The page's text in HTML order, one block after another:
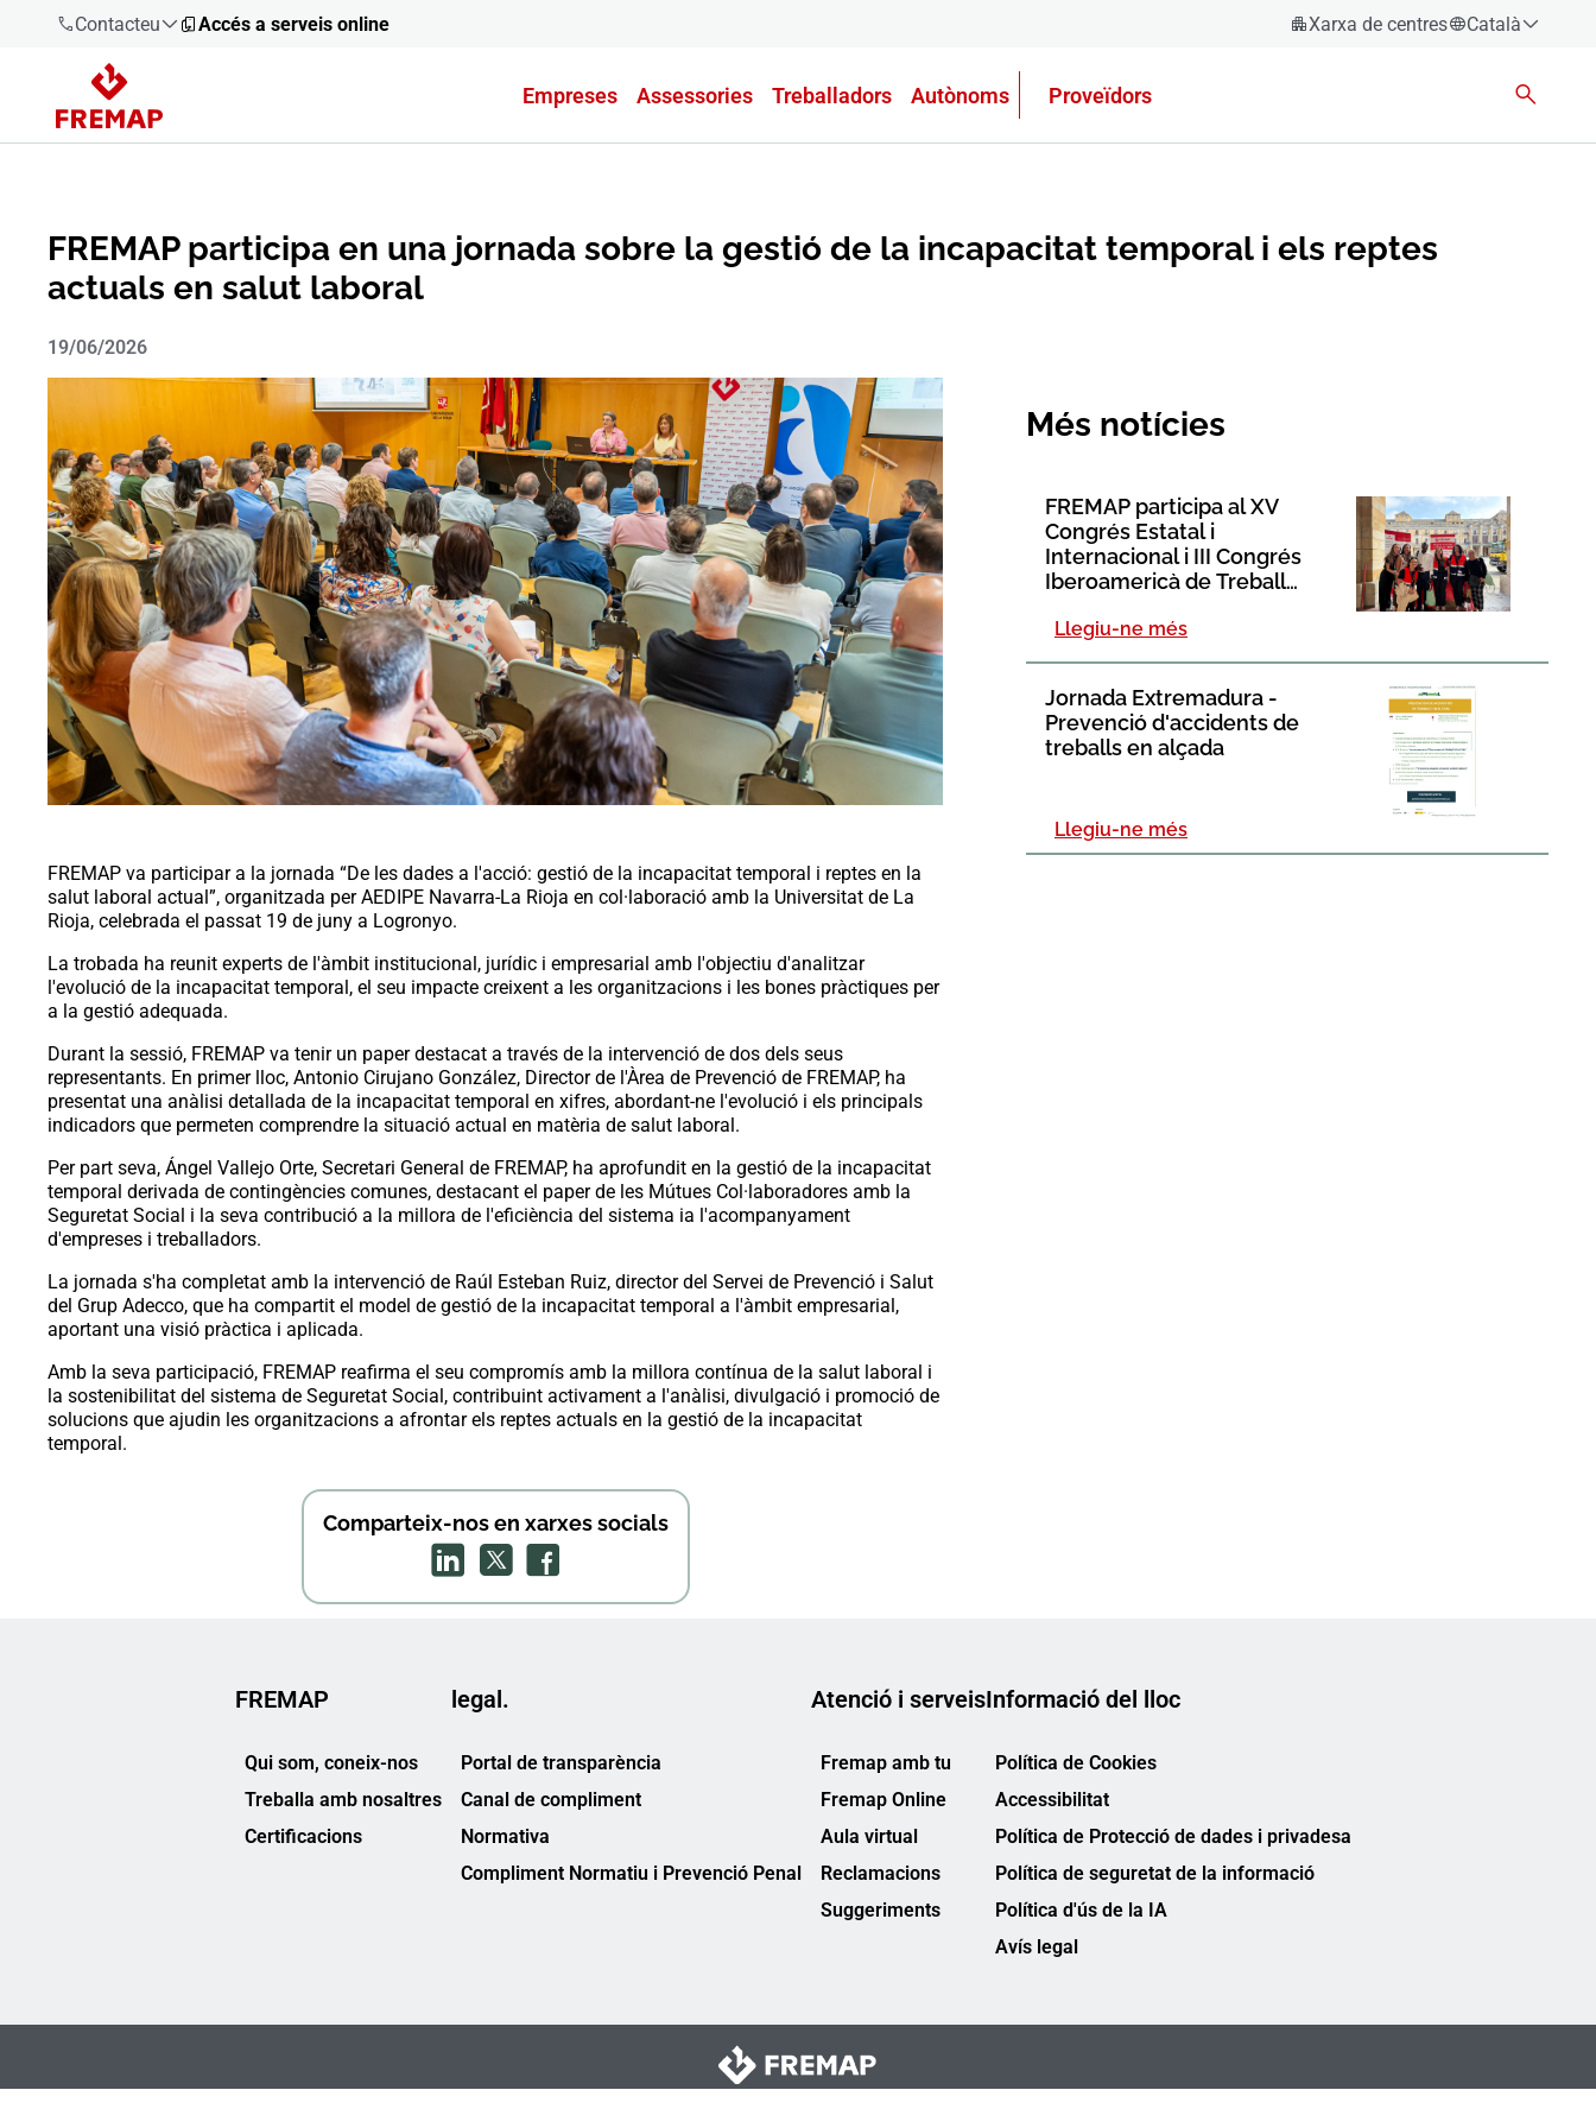
Contacteu
900 61 00
61
919 61 61
900 61 00
Accés a serveis online Xarxa de centres
Català
Empreses Assessories Treballadors Autònoms Proveïdors
FREMAP participa en una jornada sobre la gestió de la incapacitat temporal i els reptes
actuals en salut laboral
19/06/2026
FREMAP va participar a la jornada “De les dades a l'acció: gestió de la incapacitat temporal i reptes en la
salut laboral actual”, organitzada per AEDIPE Navarra-La Rioja en col·laboració amb la Universitat de La
Rioja, celebrada el passat 19 de juny a Logronyo.
La trobada ha reunit experts de l'àmbit institucional, jurídic i empresarial amb l'objectiu d'analitzar
l'evolució de la incapacitat temporal, el seu impacte creixent a les organitzacions i les bones pràctiques per
a la gestió adequada.
Durant la sessió, FREMAP va tenir un paper destacat a través de la intervenció de dos dels seus
representants. En primer lloc, Antonio Cirujano González, Director de l'Àrea de Prevenció de FREMAP, ha
presentat una anàlisi detallada de la incapacitat temporal en xifres, abordant-ne l'evolució i els principals
indicadors que permeten comprendre la situació actual en matèria de salut laboral.
Per part seva, Ángel Vallejo Orte, Secretari General de FREMAP, ha aprofundit en la gestió de la incapacitat
temporal derivada de contingències comunes, destacant el paper de les Mútues Col·laboradores amb la
Seguretat Social i la seva contribució a la millora de l'eficiència del sistema ia l'acompanyament
d'empreses i treballadors.
La jornada s'ha completat amb la intervenció de Raúl Esteban Ruiz, director del Servei de Prevenció i Salut
del Grup Adecco, que ha compartit el model de gestió de la incapacitat temporal a l'àmbit empresarial,
aportant una visió pràctica i aplicada.
Amb la seva participació, FREMAP reafirma el seu compromís amb la millora contínua de la salut laboral i
la sostenibilitat del sistema de Seguretat Social, contribuint activament a l'anàlisi, divulgació i promoció de
solucions que ajudin les organitzacions a afrontar els reptes actuals en la gestió de la incapacitat
temporal.
Comparteix-nos en xarxes socials
Més notícies
FREMAP participa al XV
Congrés Estatal i
Internacional i III Congrés
Iberoamericà de Treball
Llegiu-ne més
Jornada Extremadura -
Prevenció d'accidents de
treballs en alçada​
Llegiu-ne més
FREMAP
Qui som, coneix-nos
Treballa amb nosaltres
Certificacions
legal.
Portal de transparència
Canal de compliment
Normativa
Compliment Normatiu i Prevenció Penal
Atenció i serveis
Fremap amb tu
Fremap Online
Aula virtual
Reclamacions
Suggeriments
Informació del lloc
Política de Cookies
Accessibilitat
Política de Protecció de dades i privadesa
Política de seguretat de la informació
Política d'ús de la IA
Avís legal